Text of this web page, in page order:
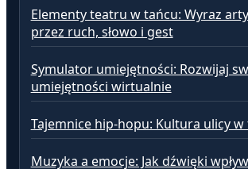
Elementy teatru w tańcu: Wyraz
przez ruch, słowo i gest
Symulator umiejętności: Rozwijaj
umiejętności wirtualnie
Tajemnice hip-hopu: Kultura ulicy w
Muzyka a emocje: Jak dźwięki